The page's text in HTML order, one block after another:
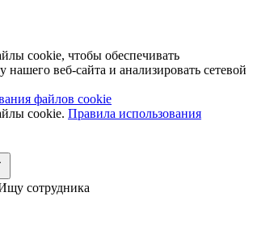
cookie, чтобы обеспечивать
нашего веб-сайта и анализировать сетевой
файлов cookie
cookie. Правила использования
сотрудника